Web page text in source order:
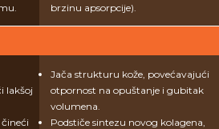
brzinu apsorpcije).
lakšoj
Jača strukturu kože, povećavajući
otpornost na opuštanje i gubitak
volumena.
Podstiče sintezu novog kolagena,